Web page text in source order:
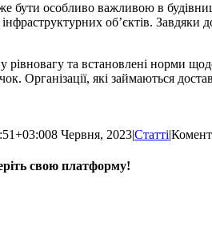
бути особливо важливою в
об’єктів.
та встановлені норми
Організації, які займаються
8 Червня, 2023|Статті|
свою платформу!